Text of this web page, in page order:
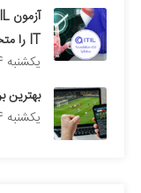
IT را متحول می کند؟
يكشنبه 24/خرداد/1405
بهترین
يكشنبه 24/خرداد/1405